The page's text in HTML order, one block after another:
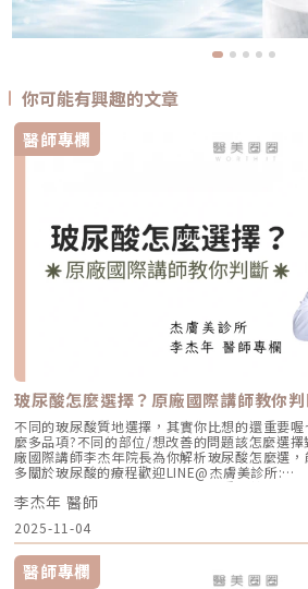
你可能有興趣的文章
醫師專欄
玻尿酸怎麼選擇？原廠國際講師教你
不同的玻尿酸質地選擇，其實你比想的還重要
麼多品項?不同的部位/想改善的問題該怎麼選
廠國際講師李杰年院長為你解析玻尿酸怎麼選
多關於玻尿酸的療程歡迎LINE@杰膚美診所:
https://page.line.me/xhc2941b重點摘要：
玻尿酸分為三大類型02:09 迷思一、玻尿酸打哪
打完下巴蘋果肌看起來怪怪的？03:30 迷思三、
05:00 總結LINE官方帳號一對一咨詢👉https://
我的頻道👉https://reurl.cc/nY51k8關注杰膚
https://reurl.cc/XQljva杰膚美診所官網
年醫師FB👉https://reurl.cc/Mzk0nm杰膚美診
李杰年 醫師
2025-11-04
醫師專欄